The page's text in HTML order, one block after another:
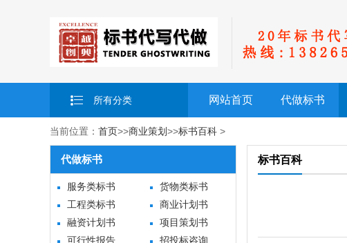
所有分类 网站首页 代做标书
当前位置： 首页>>商业策划>>标书百科 >
代做标书
服务类标书
货物类标书
工程类标书
商业计划书
融资计划书
项目策划书
可行性报告
招投标咨询
标书百科